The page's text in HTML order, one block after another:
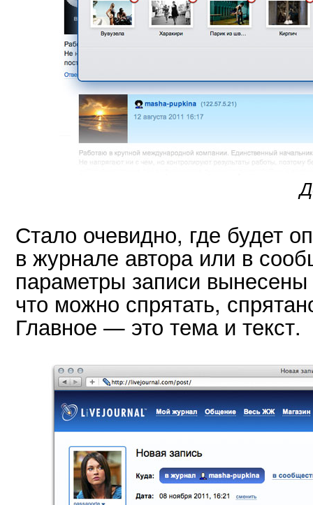
Стало очевидно, где будет
в журнале автора или в
параметры записи
что можно спрятать,
Главное — это тема и текст.